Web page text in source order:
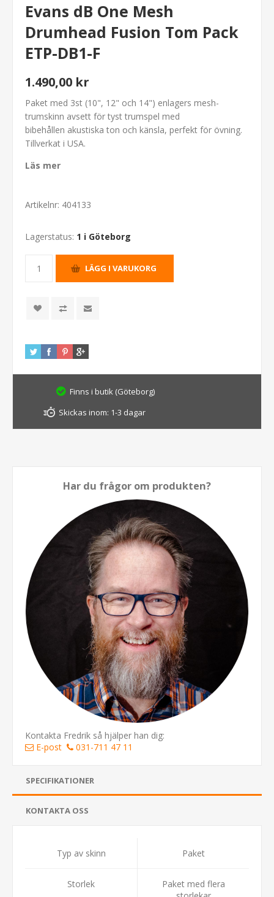
Evans dB One Mesh
Drumhead Fusion Tom Pack
ETP-DB1-F
1.490,00 kr
Paket med 3st (10", 12" och 14") enlagers mesh-
trumskinn avsett för tyst trumspel med
bibehållen akustiska ton och känsla, perfekt för övning.
Tillverkat i USA.
Läs mer
Artikelnr: 404133
Lagerstatus: 1 i Göteborg
Finns i butik (Göteborg)
Skickas inom: 1-3 dagar
Har du frågor om produkten?
Kontakta Fredrik så hjälper han dig:
E-post
031-711 47 11
SPECIFIKATIONER
KONTAKTA OSS
Typ av skinn Paket
Storlek
Paket med flera